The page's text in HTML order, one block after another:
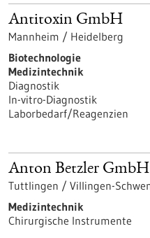
Antitoxin GmbH
Mannheim / Heidelberg
Biotechnologie
Medizintechnik
Diagnostik
In-vitro-Diagnostik
Laborbedarf/Reagenzien
Anton Betzler GmbH
Tuttlingen / Villingen-
Medizintechnik
Chirurgische Instrumente